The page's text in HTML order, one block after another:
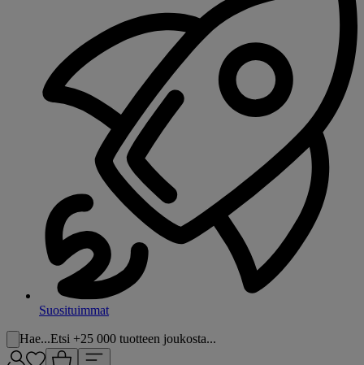
Suosituimmat
Hae...Etsi +25 000 tuotteen joukosta...